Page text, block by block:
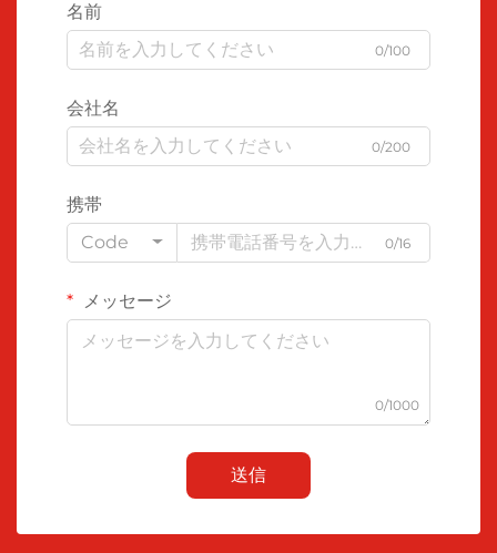
名前
0/100
会社名
0/200
携帯
Code
0/16
メッセージ
0/1000
送信